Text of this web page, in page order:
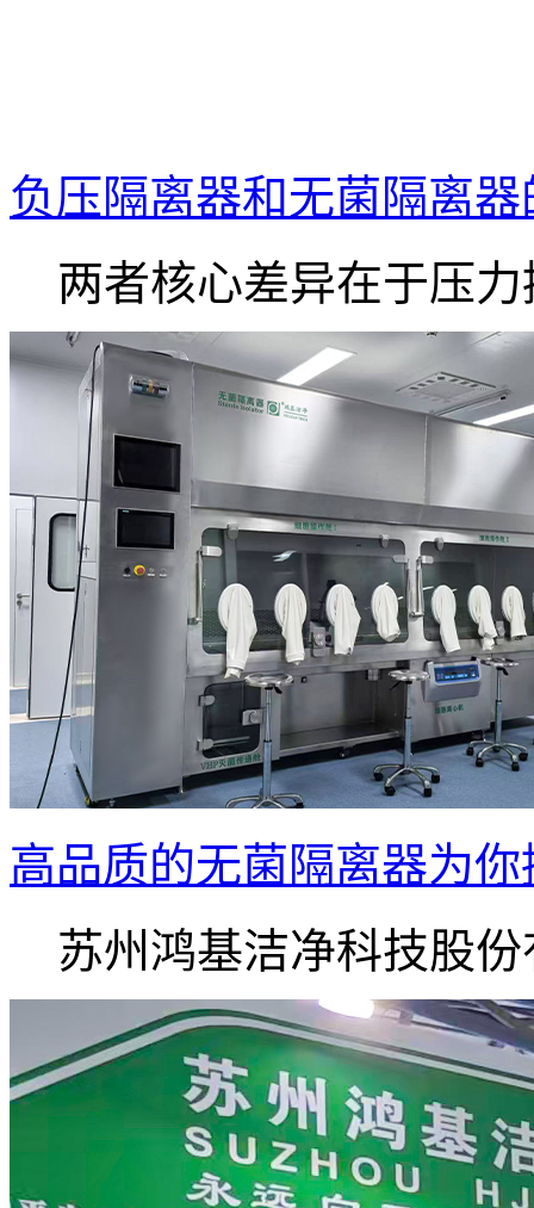
负压隔离器和无菌隔离
两者核心差异在于压力
高品质的无菌隔离器为
苏州鸿基洁净科技股份